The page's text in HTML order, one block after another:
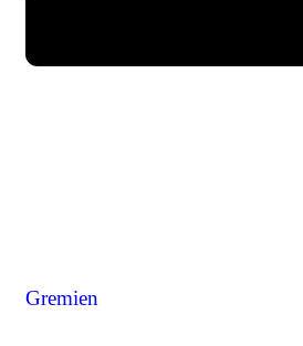
Gremien